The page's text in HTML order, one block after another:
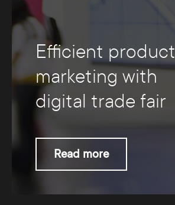
Efficient product
marketing with
digital trade fair
Read more